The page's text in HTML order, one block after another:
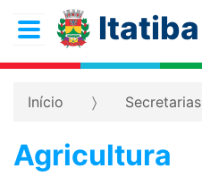
Itatiba
Início Secretarias
Agricultura